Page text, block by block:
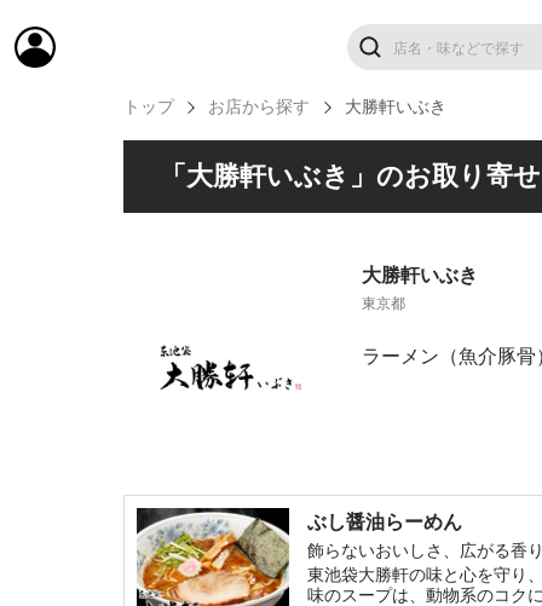
トップ お店から探す 大勝軒いぶき
「大勝軒いぶき」のお取り寄
大勝軒いぶき
東京都
ラーメン（魚介豚骨
ぶし醤油らーめん
飾らないおいしさ、広がる香
東池袋大勝軒の味と心を守り
味のスープは、動物系のコク